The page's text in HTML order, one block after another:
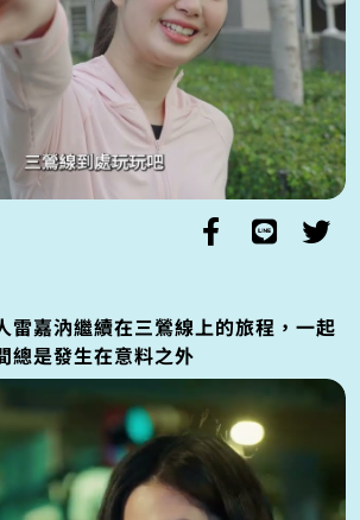
雷嘉汭繼續在三鶯線上的旅程，一起
總是發生在意料之外